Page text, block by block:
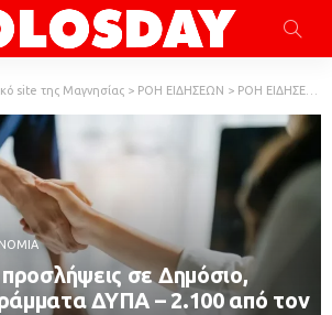
site της Μαγνησίας > ΡΟΗ ΕΙΔΗΣΕΩΝ > ΡΟΗ ΕΙΔΗΣΕΩΝ
σε Δημόσιο,
ΔΥΠΑ – 2.100 από τον